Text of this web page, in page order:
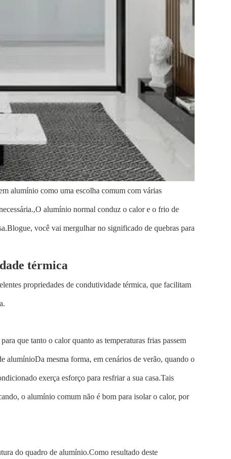
alumínio como uma escolha comum com várias
alumínio normal conduz o calor e o frio de
Blogue, você vai mergulhar no significado de quebras para
térmica
propriedades de condutividade térmica, que facilitam
que tanto o calor quanto as temperaturas frias passem
alumínioDa mesma forma, em cenários de verão, quando o
exerça esforço para resfriar a sua casa.Tais
o alumínio comum não é bom para isolar o calor, por
do quadro de alumínio.Como resultado deste